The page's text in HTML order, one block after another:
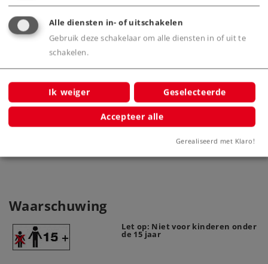
Draad grijs
7100
Waarschuwing
Let op: Niet voor kinderen onder
de 15 jaar
Alle diensten in- of uitschakelen
Gebruik deze schakelaar om alle diensten in of uit te
schakelen.
Ik weiger Geselecteerde
Accepteer alle
Gerealiseerd met Klaro!